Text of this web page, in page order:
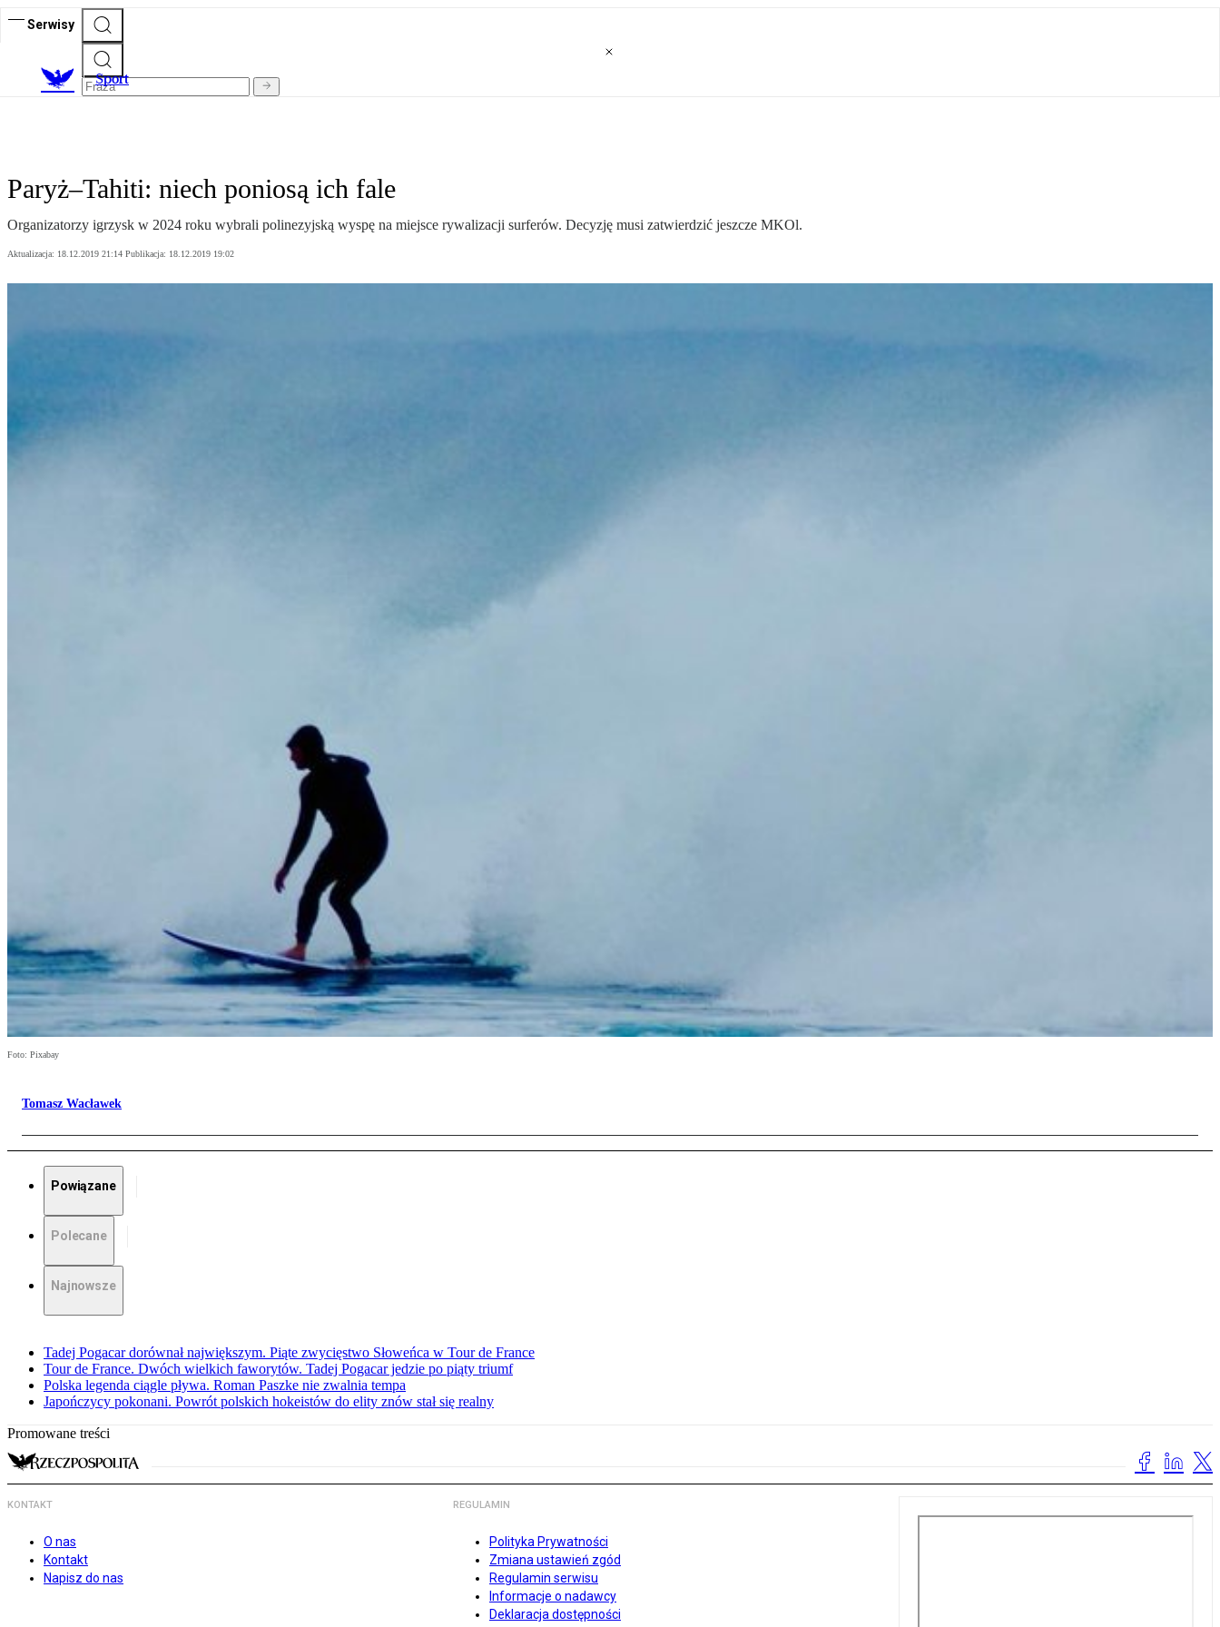
Serwisy
Sport
Paryż–Tahiti: niech poniosą ich fale
Organizatorzy igrzysk w 2024 roku wybrali polinezyjską wyspę na miejsce rywalizacji surferów. Decyzję musi zatwierdzić jeszcze MKOl.
Aktualizacja: 18.12.2019 21:14 Publikacja: 18.12.2019 19:02
Foto: Pixabay
Tomasz Wacławek
Powiązane
Polecane
Najnowsze
Tadej Pogacar dorównał największym. Piąte zwycięstwo Słoweńca w Tour de France
Tour de France. Dwóch wielkich faworytów. Tadej Pogacar jedzie po piąty triumf
Polska legenda ciągle pływa. Roman Paszke nie zwalnia tempa
Japończycy pokonani. Powrót polskich hokeistów do elity znów stał się realny
Promowane treści
KONTAKT
O nas
Kontakt
Napisz do nas
REGULAMIN
Polityka Prywatności
Zmiana ustawień zgód
Regulamin serwisu
Informacje o nadawcy
Deklaracja dostępności